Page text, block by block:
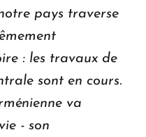
pays traverse
: les travaux de
sont en cours.
va
- son